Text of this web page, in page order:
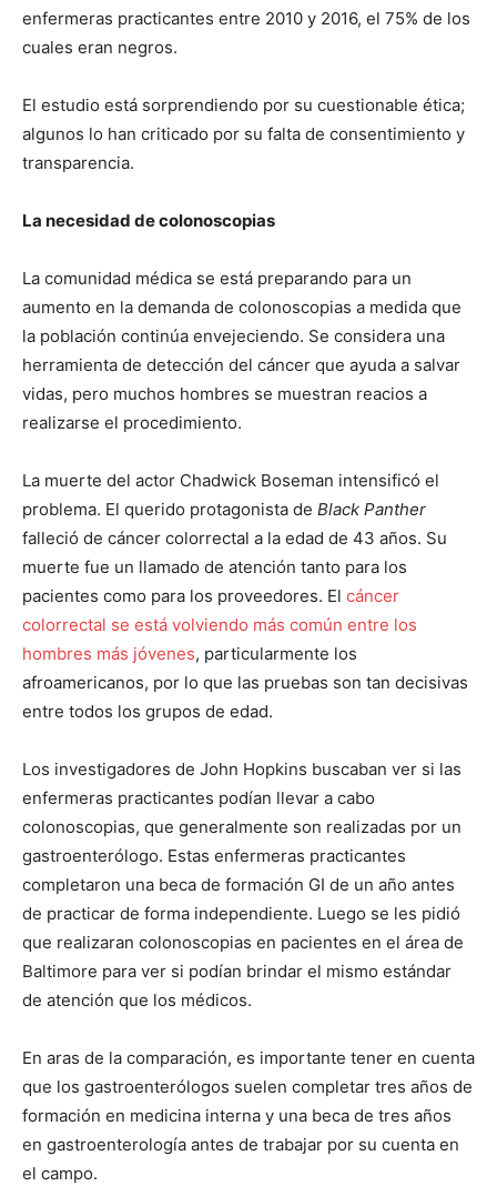
enfermeras practicantes entre 2010 y 2016, el 75% de los
cuales eran negros.
El estudio está sorprendiendo por su cuestionable ética;
algunos lo han criticado por su falta de consentimiento y
transparencia.
La necesidad de colonoscopias
La comunidad médica se está preparando para un
aumento en la demanda de colonoscopias a medida que
la población continúa envejeciendo. Se considera una
herramienta de detección del cáncer que ayuda a salvar
vidas, pero muchos hombres se muestran reacios a
realizarse el procedimiento.
La muerte del actor Chadwick Boseman intensificó el
problema. El querido protagonista de Black Panther
falleció de cáncer colorrectal a la edad de 43 años. Su
muerte fue un llamado de atención tanto para los
pacientes como para los proveedores. El cáncer
colorrectal se está volviendo más común entre los
hombres más jóvenes, particularmente los
afroamericanos, por lo que las pruebas son tan decisivas
entre todos los grupos de edad.
Los investigadores de John Hopkins buscaban ver si las
enfermeras practicantes podían llevar a cabo
colonoscopias, que generalmente son realizadas por un
gastroenterólogo. Estas enfermeras practicantes
completaron una beca de formación GI de un año antes
de practicar de forma independiente. Luego se les pidió
que realizaran colonoscopias en pacientes en el área de
Baltimore para ver si podían brindar el mismo estándar
de atención que los médicos.
En aras de la comparación, es importante tener en cuenta
que los gastroenterólogos suelen completar tres años de
formación en medicina interna y una beca de tres años
en gastroenterología antes de trabajar por su cuenta en
el campo.